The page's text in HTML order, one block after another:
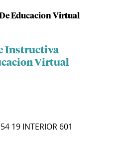
Educacion Virtual
Instructiva
Virtual
19 INTERIOR 601